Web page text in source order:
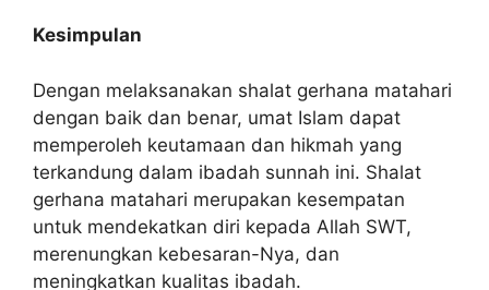
Kesimpulan
Dengan melaksanakan shalat gerhana matahari
dengan baik dan benar, umat Islam dapat
memperoleh keutamaan dan hikmah yang
terkandung dalam ibadah sunnah ini. Shalat
gerhana matahari merupakan kesempatan
untuk mendekatkan diri kepada Allah SWT,
merenungkan kebesaran-Nya, dan
meningkatkan kualitas ibadah.